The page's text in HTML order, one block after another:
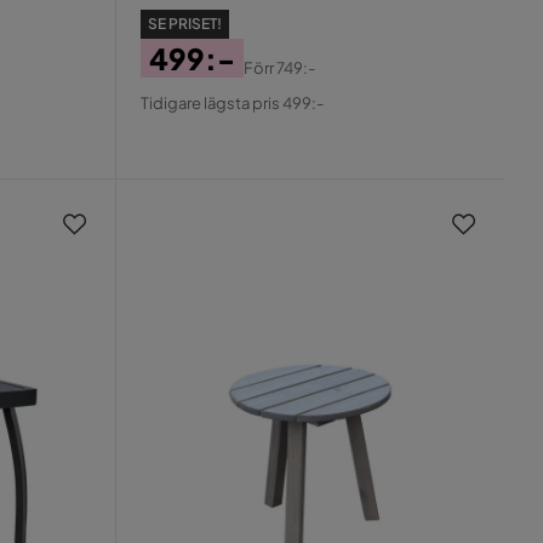
SE PRISET!
Pris
499:-
Original
Förr749:-
Tidigare lägsta pris 499:-